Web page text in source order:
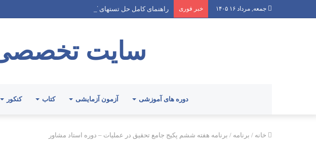
جمعه, مرداد ۱۶ ۱۴۰۵ خبر فوری راهنمای کامل حل تستهای کتابهای آبی و زرد در فیلمهای
سایت تخصصی
دوره های آموزشی آزمون آزمایشی کتاب کنکور
خانه / برنامه / برنامه هفته ششم پکیج جامع تحقیق در عملیات – دوره استاد مشاور